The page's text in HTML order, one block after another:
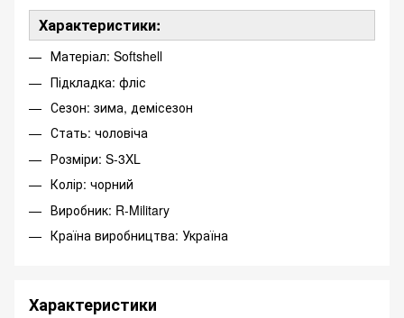
Характеристики:
Матеріал: Softshell
Підкладка: фліс
Сезон: зима, демісезон
Стать: чоловіча
Розміри: S-3XL
Колір: чорний
Виробник: R-Military
Країна виробництва: Україна
Характеристики